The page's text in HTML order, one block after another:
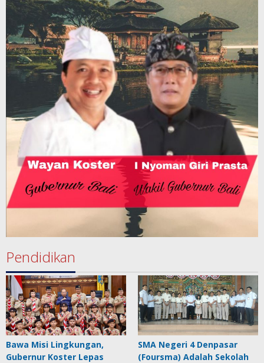
Pendidikan
Bawa Misi Lingkungan,
Gubernur Koster Lepas
SMA Negeri 4 Denpasar
(Foursma) Adalah Sekolah